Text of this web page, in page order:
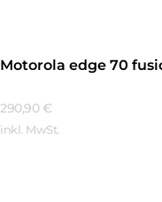
Motorola edge 70
290,90 €
inkl. MwSt.